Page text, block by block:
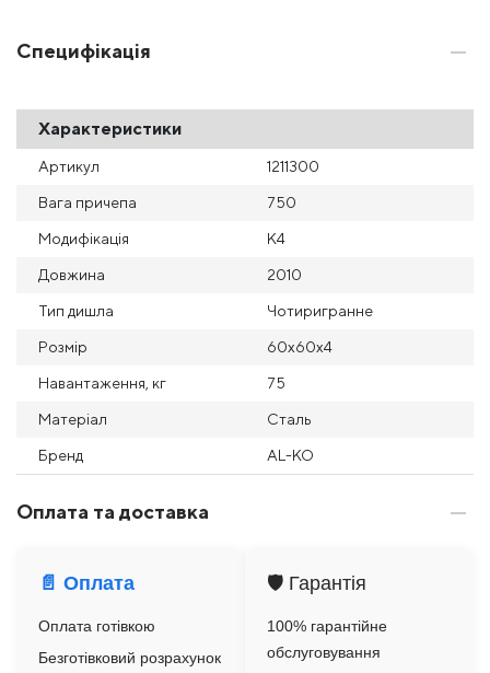
Специфікація
Характеристики
Артикул 1211300
Вага причепа 750
Модифікація K4
Довжина 2010
Тип дишла Чотиригранне
Розмір 60x60x4
Навантаження, кг 75
Матеріал Сталь
Бренд AL-KO
Оплата та доставка
📄 Оплата
Оплата готівкою
Безготівковий розрахунок
🛡️ Гарантія
100% гарантійне
обслуговування